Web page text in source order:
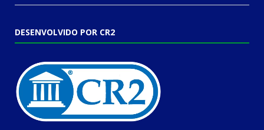
DESENVOLVIDO POR CR2